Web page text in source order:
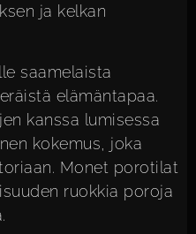
ja kelkan
saamelaista
elämäntapaa.
kanssa lumisessa
kokemus, joka
Monet porotilat
ruokkia poroja